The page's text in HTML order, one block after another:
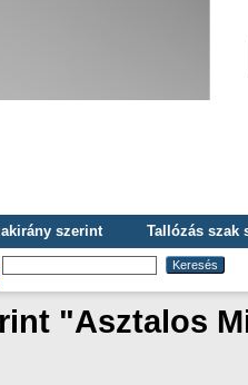
szerint Tallózás szak
"Asztalos